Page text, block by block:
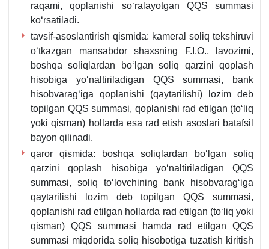
raqami, qoplanishi soʻralayotgan QQS summasi
koʻrsatiladi.
tavsif-asoslantirish qismida: kameral soliq tekshiruvi
oʻtkazgan mansabdor shaхsning F.I.O., lavozimi,
boshqa soliqlardan boʻlgan soliq qarzini qoplash
hisobiga yoʻnaltiriladigan QQS summasi, bank
hisobvaragʻiga qoplanishi (qaytarilishi) lozim deb
topilgan QQS summasi, qoplanishi rad etilgan (toʻliq
yoki qisman) hollarda esa rad etish asoslari batafsil
bayon qilinadi.
qaror qismida: boshqa soliqlardan boʻlgan soliq
qarzini qoplash hisobiga yoʻnaltiriladigan QQS
summasi, soliq toʻlovchining bank hisobvaragʻiga
qaytarilishi lozim deb topilgan QQS summasi,
qoplanishi rad etilgan hollarda rad etilgan (toʻliq yoki
qisman) QQS summasi hamda rad etilgan QQS
summasi miqdorida soliq hisobotiga tuzatish kiritish